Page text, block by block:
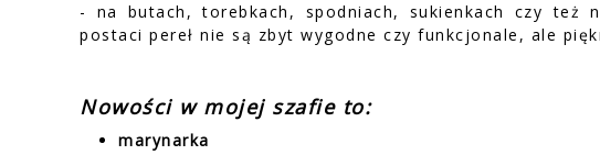
- na butach, torebkach, spodniach, sukienkach czy też
postaci pereł nie są zbyt wygodne czy funkcjonale, ale
Nowości w mojej szafie to:
marynarka